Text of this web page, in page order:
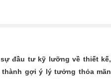
đầu tư kỹ lưỡng về thiết kế,
gợi ý lý tưởng thỏa mãn